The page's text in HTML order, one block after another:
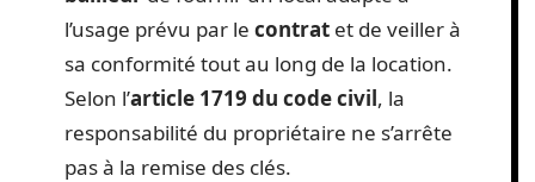
l’usage prévu par le contrat et de veiller à
sa conformité tout au long de la location.
Selon l’article 1719 du code civil, la
responsabilité du propriétaire ne s’arrête
pas à la remise des clés.